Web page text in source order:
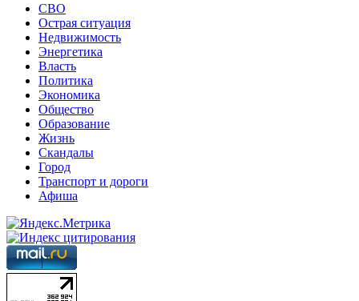
СВО
Острая ситуация
Недвижимость
Энергетика
Власть
Политика
Экономика
Общество
Образование
Жизнь
Скандалы
Город
Транспорт и дороги
Афиша